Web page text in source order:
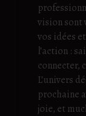
vision sont
vos idées
l’action :
connecter,
L’univers
prochaine
joie, et